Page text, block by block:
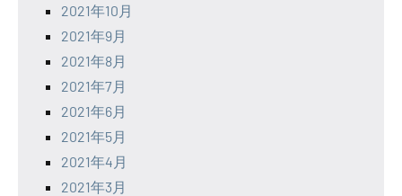
2021年10月
2021年9月
2021年8月
2021年7月
2021年6月
2021年5月
2021年4月
2021年3月